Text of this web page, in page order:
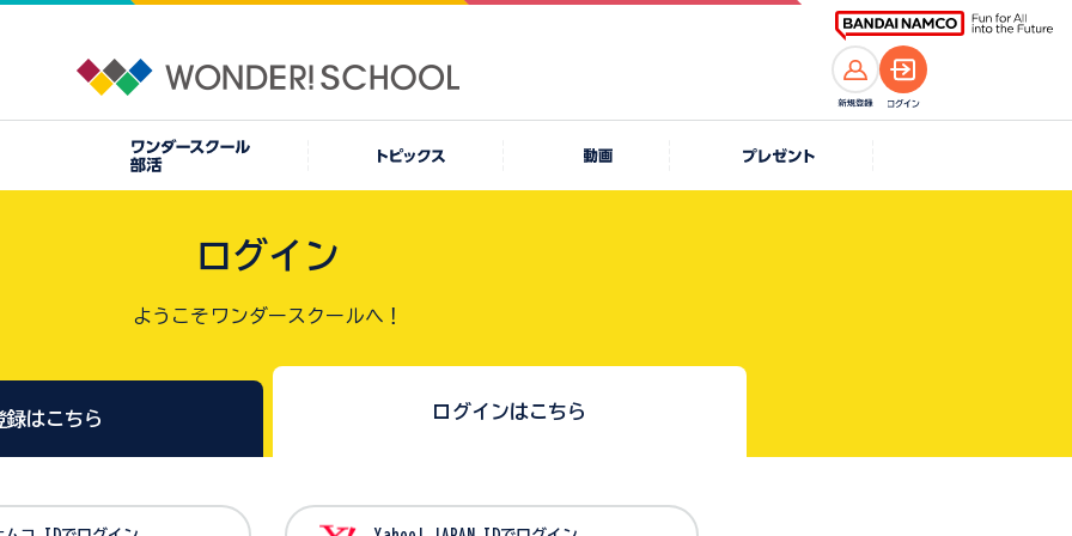
ログイン
ようこそワンダースクールへ！
録はこちら ログインはこちら